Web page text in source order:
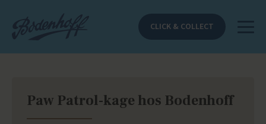
CLICK & COLLECT
Paw Patrol-kage hos Bodenhoff